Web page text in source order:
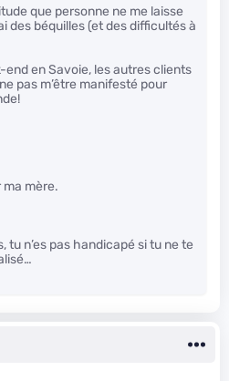
que personne ne me laisse
des béquilles (et des difficultés à
end en Savoie, les autres clients
pas m’être manifesté pour
ma mère.
tu n’es pas handicapé si tu ne te